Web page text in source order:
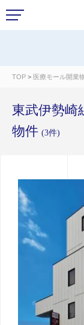
TOP > 医療モール開業
東武伊勢崎
物件 (3件)